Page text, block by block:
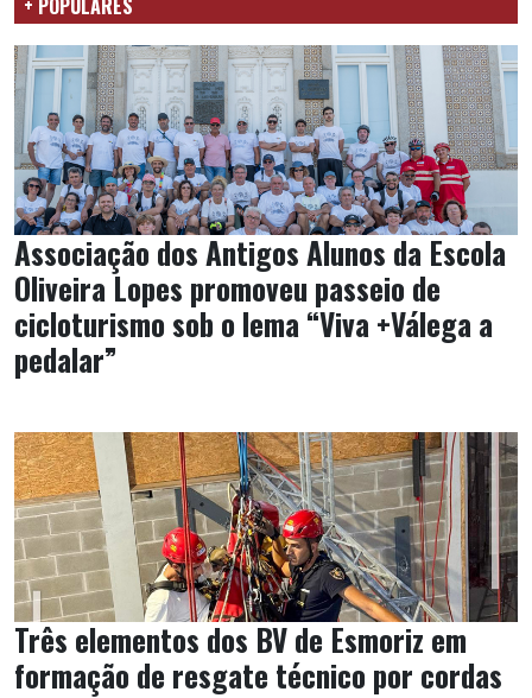
Associação dos Antigos Alunos da Escola
Oliveira Lopes promoveu passeio de
cicloturismo sob o lema “Viva +Válega a
pedalar”
Três elementos dos BV de Esmoriz em
formação de resgate técnico por cordas